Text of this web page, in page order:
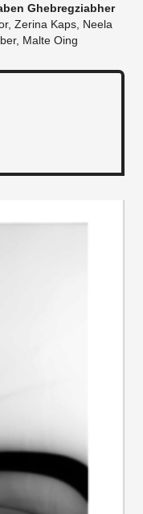
Ghebregziabher
Zerina Kaps, Neela
Malte Oing